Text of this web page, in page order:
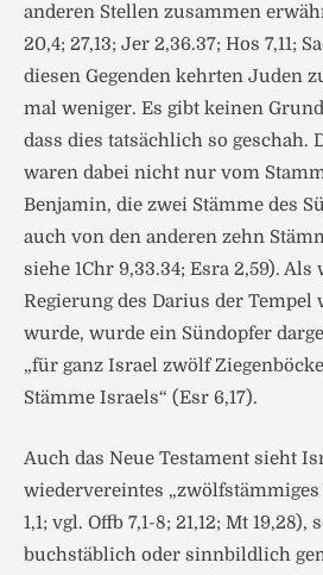
anderen Stellen zusammen
20,4; 27,13; Jer 2,36.37; Hos 7,11;
diesen Gegenden kehrten Juden
mal weniger. Es gibt keinen
dass dies tatsächlich so geschah.
waren dabei nicht nur vom
Benjamin, die zwei Stämme des
auch von den anderen zehn
siehe 1Chr 9,33.34; Esra 2,59).
Regierung des Darius der Tempel
wurde, wurde ein Sündopfer
„für ganz Israel zwölf
Stämme Israels“ (Esr 6,17).
Auch das Neue Testament sieht
wiedervereintes „zwölfstämmiges
1,1; vgl. Offb 7,1-8; 21,12; Mt 19,28),
buchstäblich oder sinnbildlich